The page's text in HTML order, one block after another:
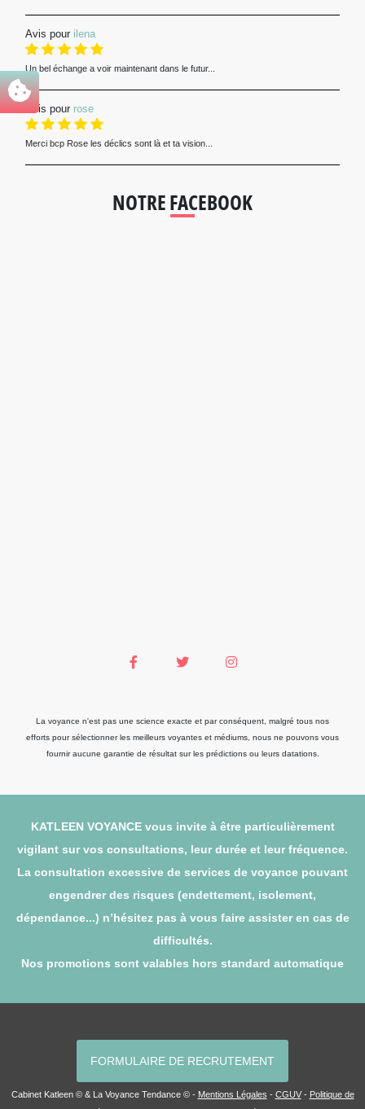
Avis pour ilena
Un bel échange a voir maintenant dans le futur...
Avis pour rose
Merci bcp Rose les déclics sont là et ta vision...
NOTRE FACEBOOK
La voyance n'est pas une science exacte et par conséquent, malgré tous nos
efforts pour sélectionner les meilleurs voyantes et médiums, nous ne pouvons vous
fournir aucune garantie de résultat sur les prédictions ou leurs datations.
KATLEEN VOYANCE vous invite à être particulièrement
vigilant sur vos consultations, leur durée et leur fréquence.
La consultation excessive de services de voyance pouvant
engendrer des risques (endettement, isolement,
dépendance...) n’hésitez pas à vous faire assister en cas de
difficultés.
Nos promotions sont valables hors standard automatique
FORMULAIRE DE RECRUTEMENT
Cabinet Katleen © & La Voyance Tendance © - Mentions Légales - CGUV- Politique de